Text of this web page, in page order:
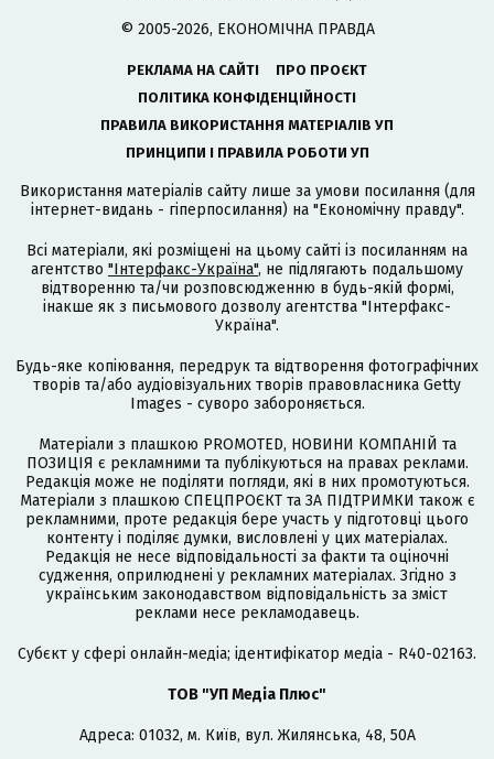
© 2005-2026, ЕКОНОМІЧНА ПРАВДА
РЕКЛАМА НА САЙТІ
ПРО ПРОЄКТ
ПОЛІТИКА КОНФІДЕНЦІЙНОСТІ
ПРАВИЛА ВИКОРИСТАННЯ МАТЕРІАЛІВ УП
ПРИНЦИПИ І ПРАВИЛА РОБОТИ УП
Використання матеріалів сайту лише за умови посилання (для
інтернет-видань - гіперпосилання) на "Економічну правду".
Всі матеріали, які розміщені на цьому сайті із посиланням на
агентство "Інтерфакс-Україна", не підлягають подальшому
відтворенню та/чи розповсюдженню в будь-якій формі,
інакше як з письмового дозволу агентства "Інтерфакс-
Україна".
Будь-яке копіювання, передрук та відтворення фотографічних
творів та/або аудіовізуальних творів правовласника Getty
Images - суворо забороняється.
Матеріали з плашкою PROMOTED, НОВИНИ КОМПАНІЙ та
ПОЗИЦІЯ є рекламними та публікуються на правах реклами.
Редакція може не поділяти погляди, які в них промотуються.
Матеріали з плашкою СПЕЦПРОЄКТ та ЗА ПІДТРИМКИ також є
рекламними, проте редакція бере участь у підготовці цього
контенту і поділяє думки, висловлені у цих матеріалах.
Редакція не несе відповідальності за факти та оціночні
судження, оприлюднені у рекламних матеріалах. Згідно з
українським законодавством відповідальність за зміст
реклами несе рекламодавець.
Cубєкт у сфері онлайн-медіа; ідентифікатор медіа - R40-02163.
ТОВ "УП Медіа Плюс"
Адреса: 01032, м. Київ, вул. Жилянська, 48, 50А